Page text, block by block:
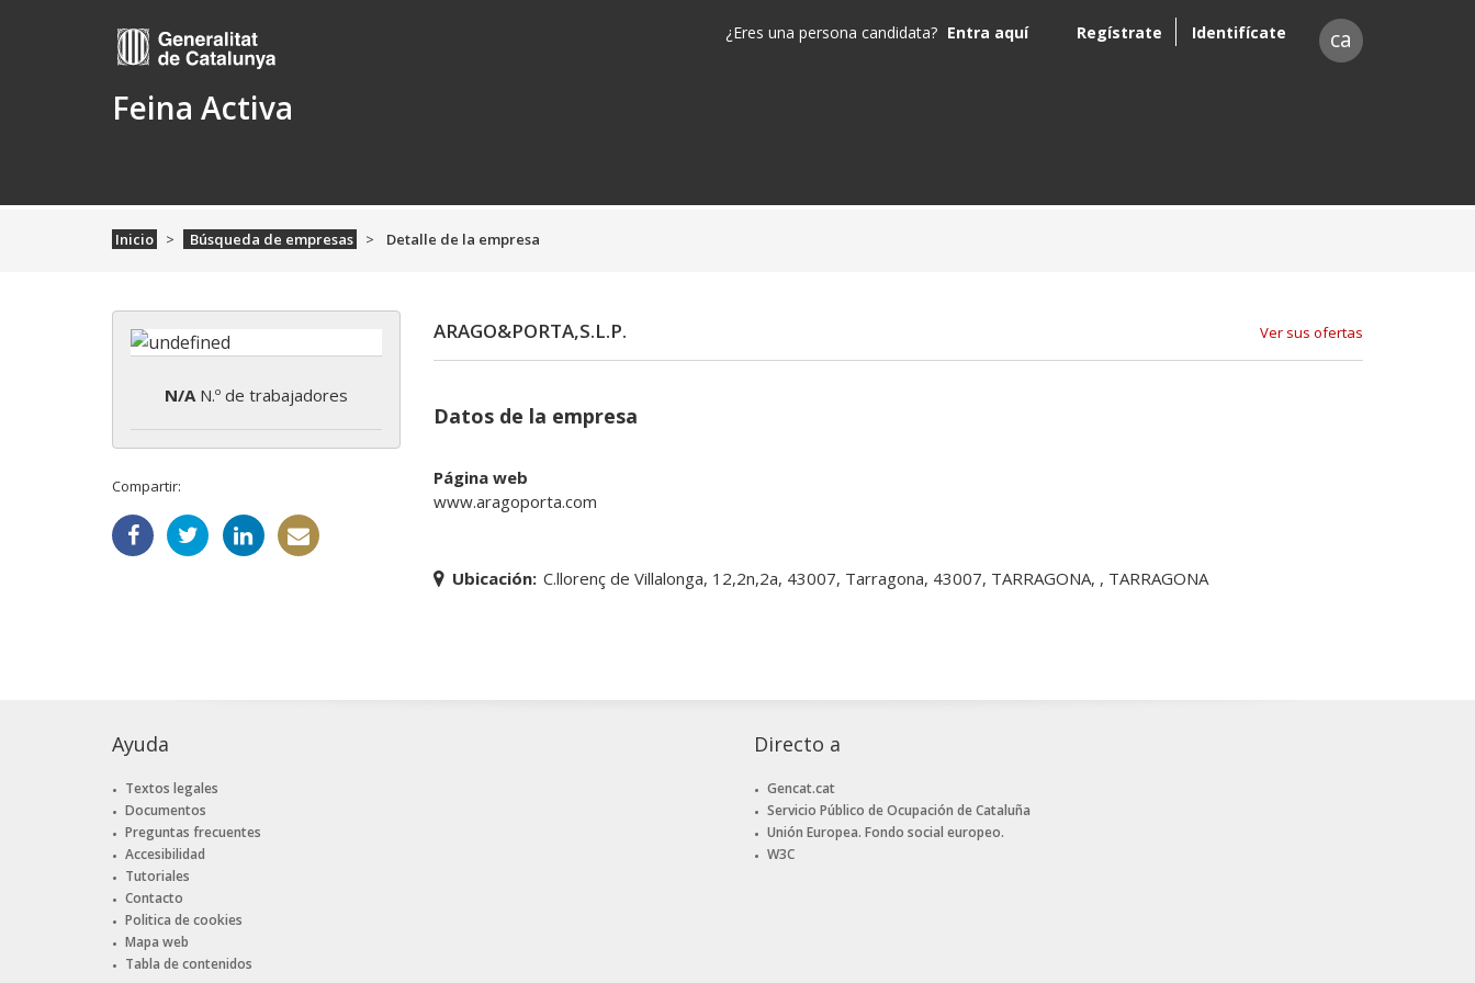
Feina Activa
¿Eres una persona candidata? Entra aquí Regístrate Identifícate ca
Inicio Búsqueda de empresas Detalle de la empresa
N/AN.º de trabajadores
Compartir:
ARAGO&PORTA,S.L.P. Ver sus ofertas
Datos de la empresa
Página web
www.aragoporta.com
Ubicación: C.llorenç de Villalonga, 12,2n,2a, 43007, Tarragona, 43007, TARRAGONA, , TARRAGONA
Ayuda
Textos legales
Documentos
Preguntas frecuentes
Accesibilidad
Tutoriales
Contacto
Politica de cookies
Mapa web
Tabla de contenidos
Directo a
Gencat.cat
Servicio Público de Ocupación de Cataluña
Unión Europea. Fondo social europeo.
W3C